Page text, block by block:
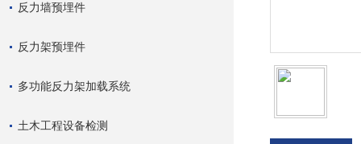
反力墙预埋件
反力架预埋件
多功能反力架加载系统
土木工程设备检测